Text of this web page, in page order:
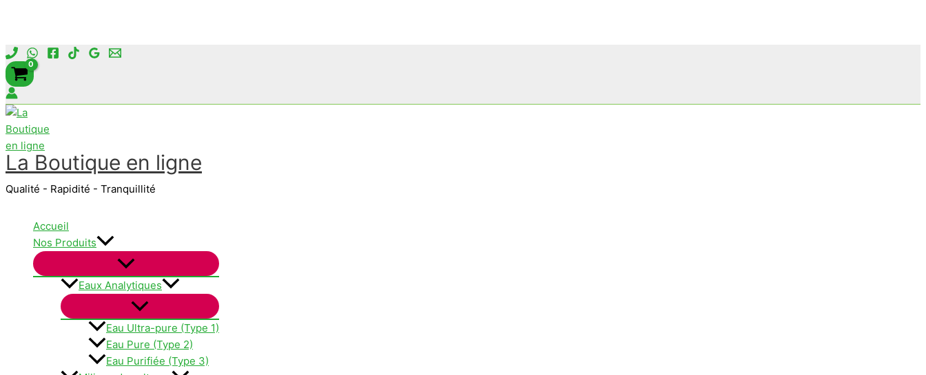
Aller
au
contenu
La Boutique en ligne
Qualité - Rapidité - Tranquillité
Accueil
Nos Produits
Eaux Analytiques
Eau Ultra-pure (Type 1)
Eau Pure (Type 2)
Eau Purifiée (Type 3)